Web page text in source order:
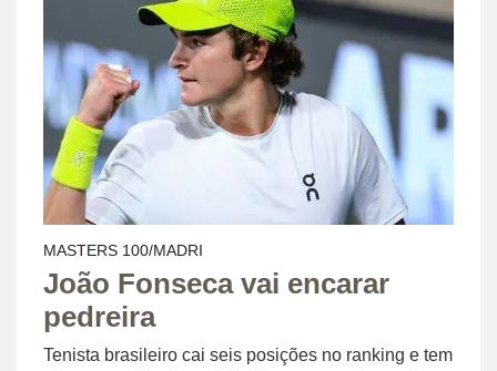
MASTERS 100/MADRI
João Fonseca vai encarar
pedreira
Tenista brasileiro cai seis posições no ranking e tem